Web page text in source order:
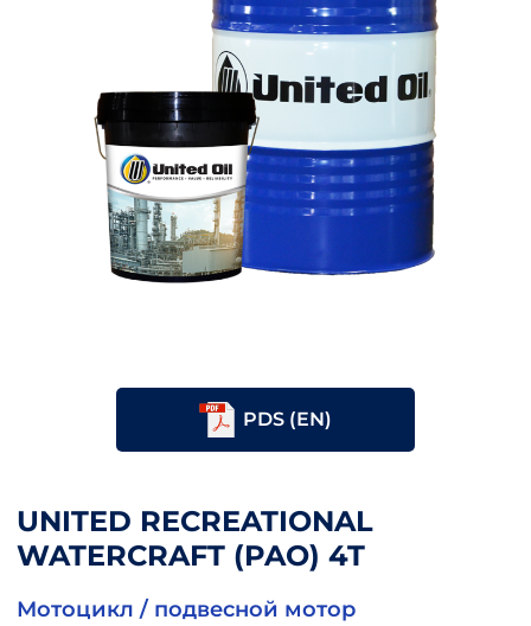
PDS (EN)
UNITED RECREATIONAL
WATERCRAFT (PAO) 4T
Мотоцикл / подвесной мотор